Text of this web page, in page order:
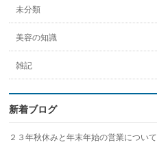
未分類
美容の知識
雑記
新着ブログ
２３年秋休みと年末年始の営業について